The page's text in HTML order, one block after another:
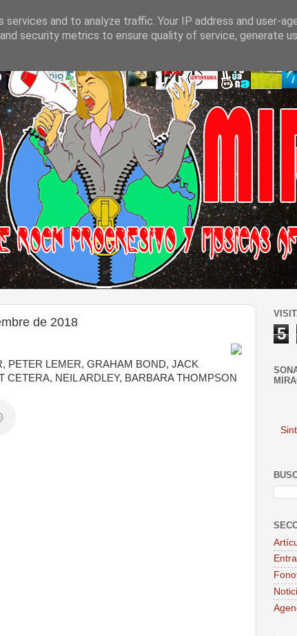
de 2018
PETER LEMER, GRAHAM BOND, JACK
NEIL ARDLEY, BARBARA THOMPSON
5
and to analyze traffic. Your IP address and user-
security metrics to ensure quality of service, generate